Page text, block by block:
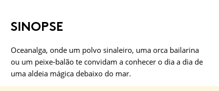
SINOPSE
Oceanalga, onde um polvo sinaleiro, uma orca bailarina
ou um peixe-balão te convidam a conhecer o dia a dia de
uma aldeia mágica debaixo do mar.